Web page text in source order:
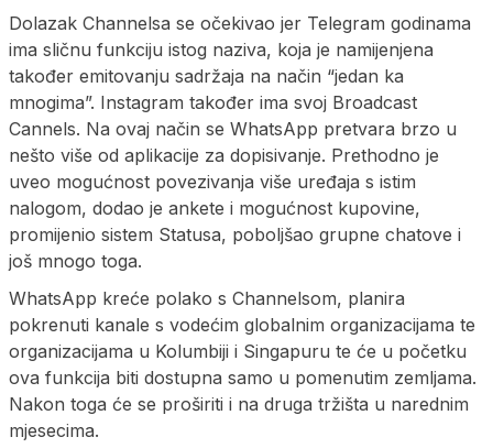
Dolazak Channelsa se očekivao jer Telegram godinama
ima sličnu funkciju istog naziva, koja je namijenjena
također emitovanju sadržaja na način “jedan ka
mnogima”. Instagram također ima svoj Broadcast
Cannels. Na ovaj način se WhatsApp pretvara brzo u
nešto više od aplikacije za dopisivanje. Prethodno je
uveo mogućnost povezivanja više uređaja s istim
nalogom, dodao je ankete i mogućnost kupovine,
promijenio sistem Statusa, poboljšao grupne chatove i
još mnogo toga.
WhatsApp kreće polako s Channelsom, planira
pokrenuti kanale s vodećim globalnim organizacijama te
organizacijama u Kolumbiji i Singapuru te će u početku
ova funkcija biti dostupna samo u pomenutim zemljama.
Nakon toga će se proširiti i na druga tržišta u narednim
mjesecima.